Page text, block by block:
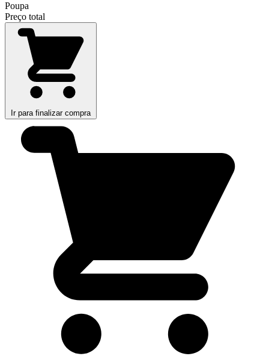
Poupa
Preço total
Ir para finalizar compra